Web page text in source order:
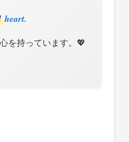
heart.
を持っています。💖